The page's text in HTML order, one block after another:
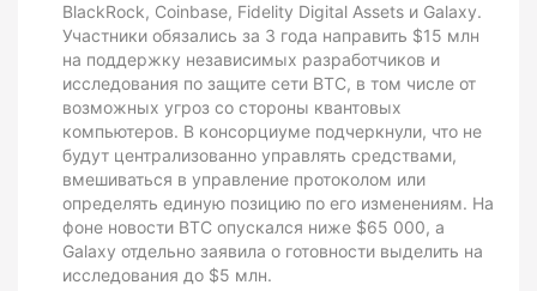
BlackRock, Coinbase, Fidelity Digital Assets и Galaxy.
Участники обязались за 3 года направить $15 млн
на поддержку независимых разработчиков и
исследования по защите сети BTC, в том числе от
возможных угроз со стороны квантовых
компьютеров. В консорциуме подчеркнули, что не
будут централизованно управлять средствами,
вмешиваться в управление протоколом или
определять единую позицию по его изменениям. На
фоне новости BTC опускался ниже $65 000, а
Galaxy отдельно заявила о готовности выделить на
исследования до $5 млн.